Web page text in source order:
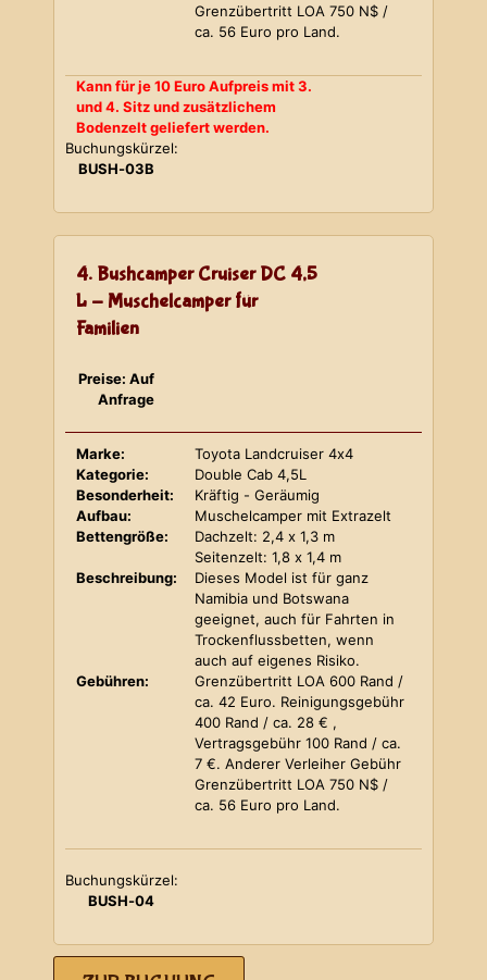
Grenzübertritt LOA 750 N$ /
ca. 56 Euro pro Land.
Kann für je 10 Euro Aufpreis mit 3.
und 4. Sitz und zusätzlichem
Bodenzelt geliefert werden.
Buchungskürzel:
BUSH-03B
4. Bushcamper Cruiser DC 4,5
L - Muschelcamper für
Familien
Preise: Auf
Anfrage
Marke:
Toyota Landcruiser 4x4
Kategorie:
Double Cab 4,5L
Besonderheit:
Kräftig - Geräumig
Aufbau:
Muschelcamper mit Extrazelt
Bettengröße:
Dachzelt: 2,4 x 1,3 m
Seitenzelt: 1,8 x 1,4 m
Beschreibung:
Dieses Model ist für ganz
Namibia und Botswana
geeignet, auch für Fahrten in
Trockenflussbetten, wenn
auch auf eigenes Risiko.
Gebühren:
Grenzübertritt LOA 600 Rand /
ca. 42 Euro. Reinigungsgebühr
400 Rand / ca. 28 € ,
Vertragsgebühr 100 Rand / ca.
7 €. Anderer Verleiher Gebühr
Grenzübertritt LOA 750 N$ /
ca. 56 Euro pro Land.
Buchungskürzel:
BUSH-04